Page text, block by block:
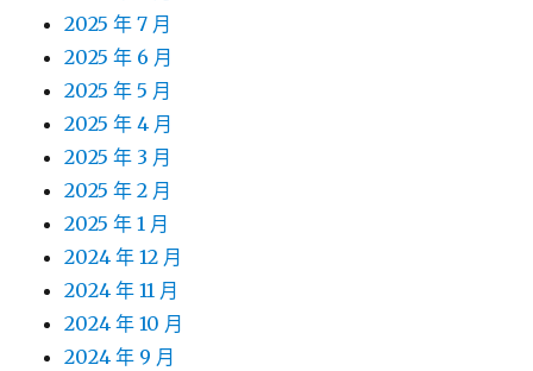
2025 年 7 月
2025 年 6 月
2025 年 5 月
2025 年 4 月
2025 年 3 月
2025 年 2 月
2025 年 1 月
2024 年 12 月
2024 年 11 月
2024 年 10 月
2024 年 9 月